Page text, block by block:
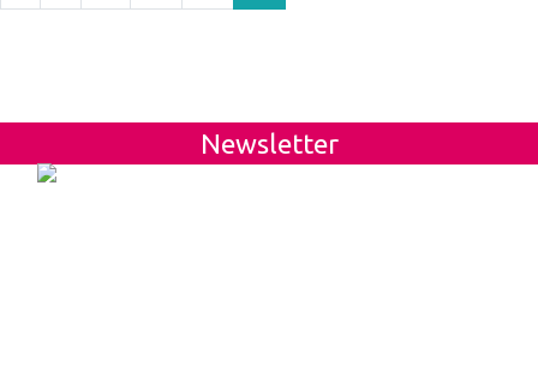
Newsletter